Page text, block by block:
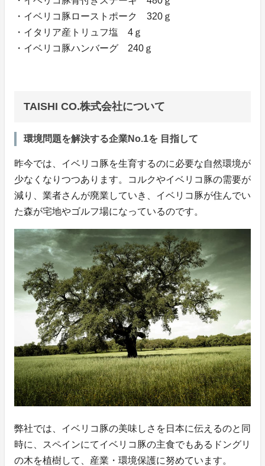
・イベリコ豚ローストポーク 320ｇ
・イタリア産トリュフ塩 4ｇ
・イベリコ豚ハンバーグ 240ｇ
TAISHI CO.株式会社について
環境問題を解決する企業No.1を 目指して
昨今では、イベリコ豚を生育するのに必要な自然環境が
少なくなりつつあります。コルクやイベリコ豚の需要が
減り、業者さんが廃業していき、イベリコ豚が住んでい
た森が宅地やゴルフ場になっているのです。
弊社では、イベリコ豚の美味しさを日本に伝えるのと同
時に、スペインにてイベリコ豚の主食でもあるドングリ
の木を植樹して、産業・環境保護に努めています。